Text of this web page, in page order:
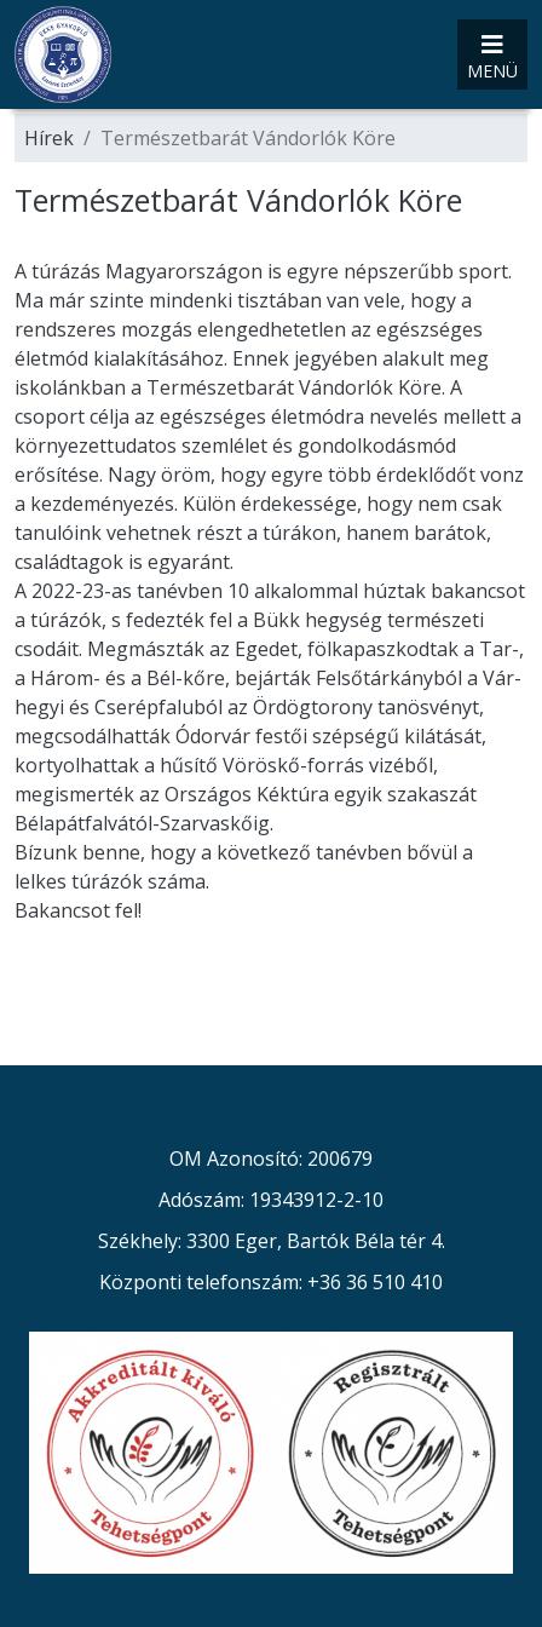
MENÜ
Hírek Természetbarát Vándorlók Köre
Természetbarát Vándorlók Köre
A túrázás Magyarországon is egyre népszerűbb sport.
Ma már szinte mindenki tisztában van vele, hogy a
rendszeres mozgás elengedhetetlen az egészséges
életmód kialakításához. Ennek jegyében alakult meg
iskolánkban a Természetbarát Vándorlók Köre. A
csoport célja az egészséges életmódra nevelés mellett a
környezettudatos szemlélet és gondolkodásmód
erősítése. Nagy öröm, hogy egyre több érdeklődőt vonz
a kezdeményezés. Külön érdekessége, hogy nem csak
tanulóink vehetnek részt a túrákon, hanem barátok,
családtagok is egyaránt.
A 2022-23-as tanévben 10 alkalommal húztak bakancsot
a túrázók, s fedezték fel a Bükk hegység természeti
csodáit. Megmászták az Egedet, fölkapaszkodtak a Tar-,
a Három- és a Bél-kőre, bejárták Felsőtárkányból a Vár-
hegyi és Cserépfaluból az Ördögtorony tanösvényt,
megcsodálhatták Ódorvár festői szépségű kilátását,
kortyolhattak a hűsítő Vöröskő-forrás vizéből,
megismerték az Országos Kéktúra egyik szakaszát
Bélapátfalvától-Szarvaskőig.
Bízunk benne, hogy a következő tanévben bővül a
lelkes túrázók száma.
Bakancsot fel!
OM Azonosító: 200679
Adószám: 19343912-2-10
Székhely: 3300 Eger, Bartók Béla tér 4.
Központi telefonszám: +36 36 510 410